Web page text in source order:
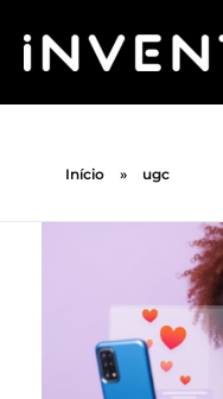
Início » ugc